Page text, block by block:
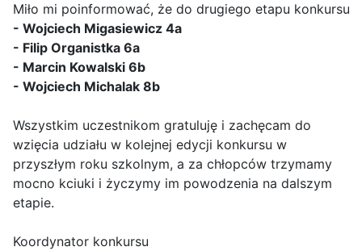
Miło mi poinformować, że do drugiego etapu konkursu
- Wojciech Migasiewicz 4a
- Filip Organistka 6a
- Marcin Kowalski 6b
- Wojciech Michalak 8b
Wszystkim uczestnikom gratuluję i zachęcam do
wzięcia udziału w kolejnej edycji konkursu w
przyszłym roku szkolnym, a za chłopców trzymamy
mocno kciuki i życzymy im powodzenia na dalszym
etapie.
Koordynator konkursu